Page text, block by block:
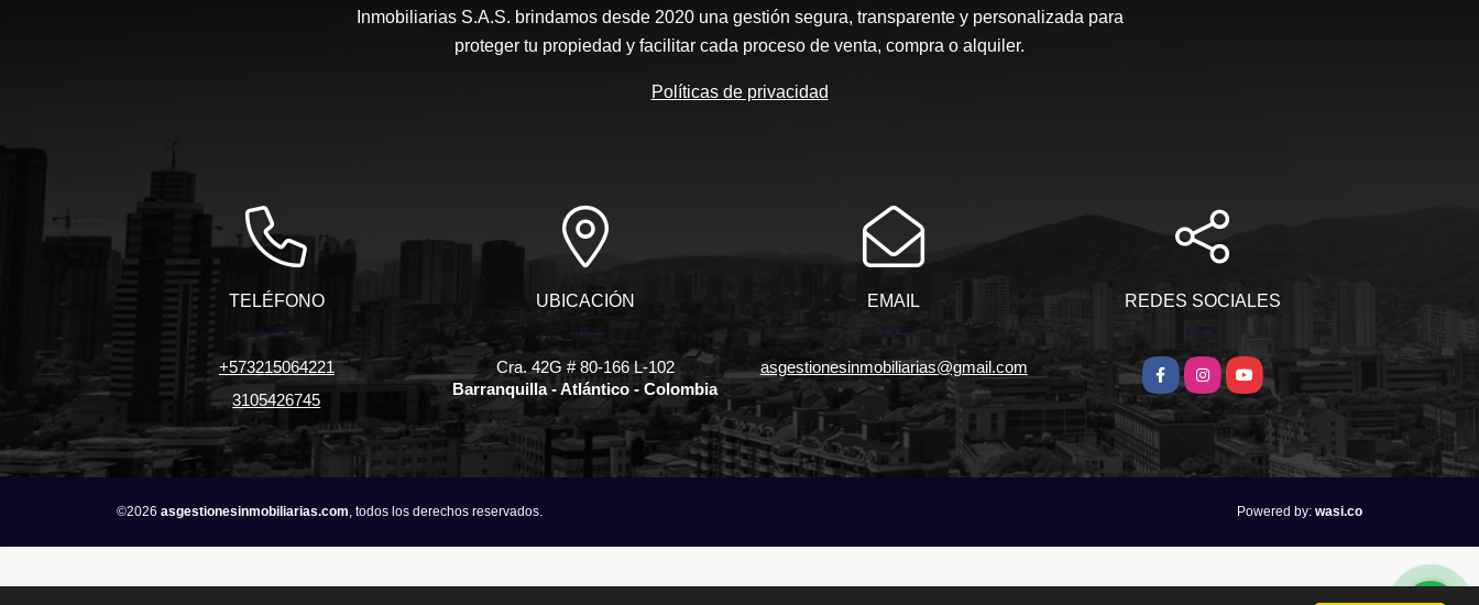
Inmobiliarias S.A.S. brindamos desde 2020 una gestión segura, transparente y personalizada para
proteger tu propiedad y facilitar cada proceso de venta, compra o alquiler.
Políticas de privacidad
TELÉFONO
+573215064221
3105426745
UBICACIÓN
Cra. 42G # 80-166 L-102
Barranquilla - Atlántico - Colombia
EMAIL
asgestionesinmobiliarias@gmail.com
REDES SOCIALES
FacebookInstagramYouTube
©2026 asgestionesinmobiliarias.com, todos los derechos reservados. Powered by: wasi.co